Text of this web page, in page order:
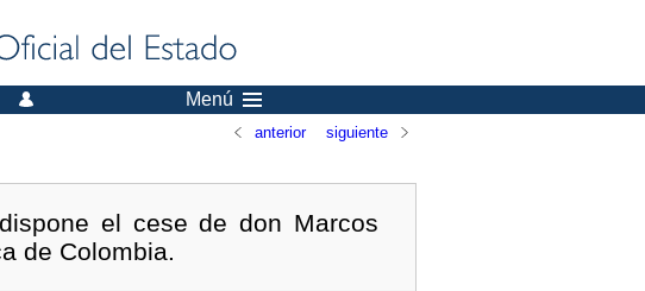
Menú
anterior siguiente
el cese de don Marcos
de Colombia.